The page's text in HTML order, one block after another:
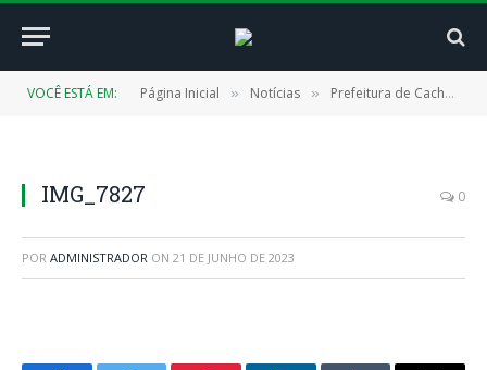
VOCÊ ESTÁ EM: Página Inicial » Notícias » Prefeitura de Cachoeira do Piriá realiza o Cine CREAS: diversão e conscientização para combater o Trabalho Infantil
IMG_7827 0
POR ADMINISTRADOR ON 21 DE JUNHO DE 2023